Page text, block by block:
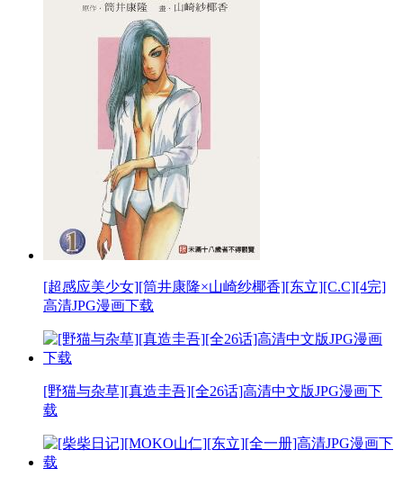
[超感应美少女][筒井康隆×山崎纱椰香][东立][C.C][4完]
高清JPG漫画下载
[野猫与杂草][真造圭吾][全26话]高清中文版JPG漫画下
载